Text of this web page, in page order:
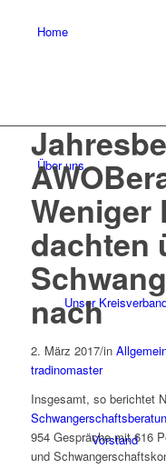
Home
Über uns
Unser
Vorstand
Weniger
dachten
nach
2. März 2017/in
tradinomaster
Insgesamt, so berichtet
954 Gespräche mit 616
und